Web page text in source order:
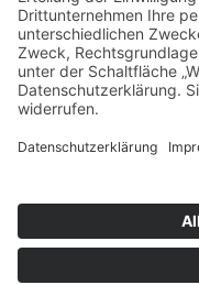
©2025 Katholische